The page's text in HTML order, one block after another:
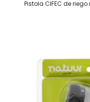
Pistola CIFEC de